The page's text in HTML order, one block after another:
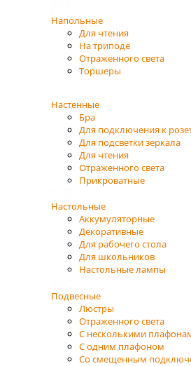
Напольные
Для чтения
На триподе
Отраженного света
Торшеры
Настенные
Бра
Для подключения к
Для подсветки зеркала
Для чтения
Отраженного света
Прикроватные
Настольные
Аккумуляторные
Декоративные
Для рабочего стола
Для школьников
Настольные лампы
Подвесные
Люстры
Отраженного света
С несколькими
С одним плафоном
Со смещенным